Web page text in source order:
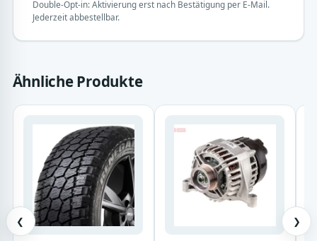
Double-Opt-in: Aktivierung erst nach Bestätigung per E-Mail.
Jederzeit abbestellbar.
Ähnliche Produkte
❮ ❯